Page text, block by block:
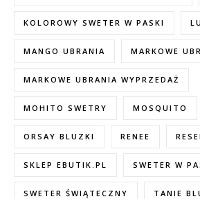
KOLOROWY SWETER W PASKI
MANGO UBRANIA MARKOWE
MARKOWE UBRANIA WYPRZEDAŻ
MOHITO SWETRY MOSQUITO
ORSAY BLUZKI RENEE
SKLEP EBUTIK.PL SWETER W
SWETER ŚWIĄTECZNY TANIE